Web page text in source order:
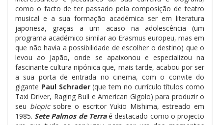
como o facto de ter passado pela composição de teatro
musical e a sua formação académica ser em literatura
japonesa, graças a um acaso na adolescência (um
programa académico similar ao Erasmus europeu, mas em
que não havia a possibilidade de escolher o destino) que o
levou ao Japão, onde se apaixonou e especializou na
fascinante cultura nipónica que, mais tarde, acabou por ser
a sua porta de entrada no cinema, com o convite do
gigante Paul Schrader(que tem no currículo títulos como
Taxi Driver, Raging Bull e American Gigolo) para produzir o
seu biopicsobre o escritor Yukio Mishima, estreado em
1985. Sete Palmos de Terra é destacado como o projecto